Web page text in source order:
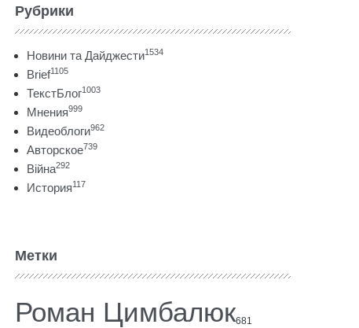
Рубрики
Новини та Дайджести1534
Brief1105
ТекстБлог1003
Мнения999
Видеоблоги962
Авторское739
Війна292
История117
Метки
Роман Цимбалюк681